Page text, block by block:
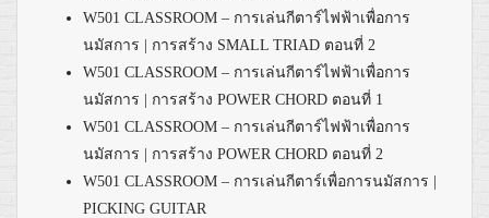
W501 CLASSROOM – การเล่นกีตาร์ไฟฟ้าเพื่อการ
นมัสการ | การสร้าง SMALL TRIAD ตอนที่ 2
W501 CLASSROOM – การเล่นกีตาร์ไฟฟ้าเพื่อการ
นมัสการ | การสร้าง POWER CHORD ตอนที่ 1
W501 CLASSROOM – การเล่นกีตาร์ไฟฟ้าเพื่อการ
นมัสการ | การสร้าง POWER CHORD ตอนที่ 2
W501 CLASSROOM – การเล่นกีตาร์เพื่อการนมัสการ |
PICKING GUITAR